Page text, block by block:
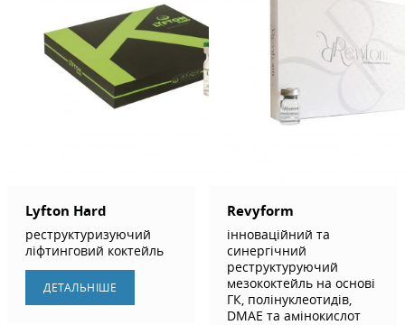
Lyfton Hard
реструктуризуючий
ліфтинговий коктейль
ДЕТАЛЬНIШЕ
Revyform
інноваційний та
синергічний
реструктуруючий
мезококтейль на основі
ГК, полінуклеотидів,
DMAE та амінокислот